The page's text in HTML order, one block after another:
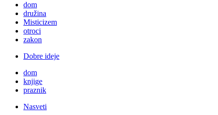
dom
družina
Misticizem
otroci
zakon
Dobre ideje
dom
knjige
praznik
Nasveti